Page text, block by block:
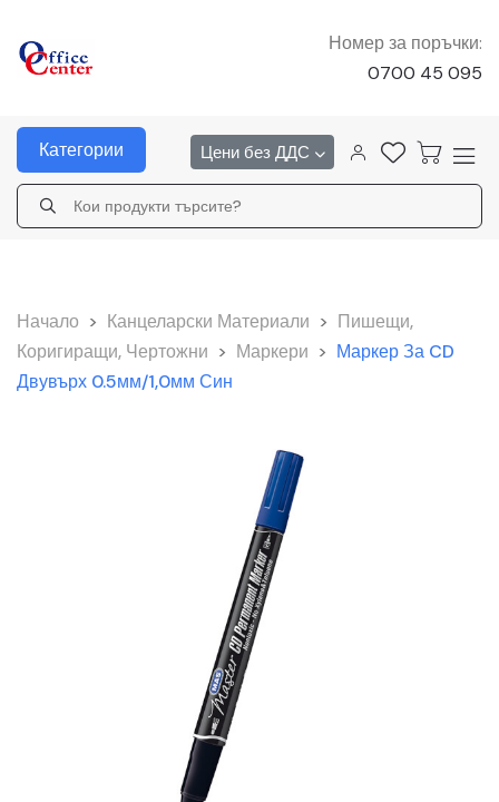
Номер за поръчки:
0700 45 095
Категории Цени без ДДС
Начало > Канцеларски Материали > Пишещи,
Коригиращи, Чертожни > Маркери > Маркер За CD
Двувърх 0.5мм/1,0мм Син